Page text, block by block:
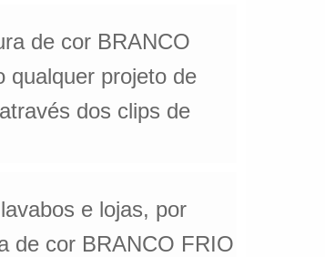
de cor BRANCO
qualquer projeto de
dos clips de
e lojas, por
de cor BRANCO FRIO